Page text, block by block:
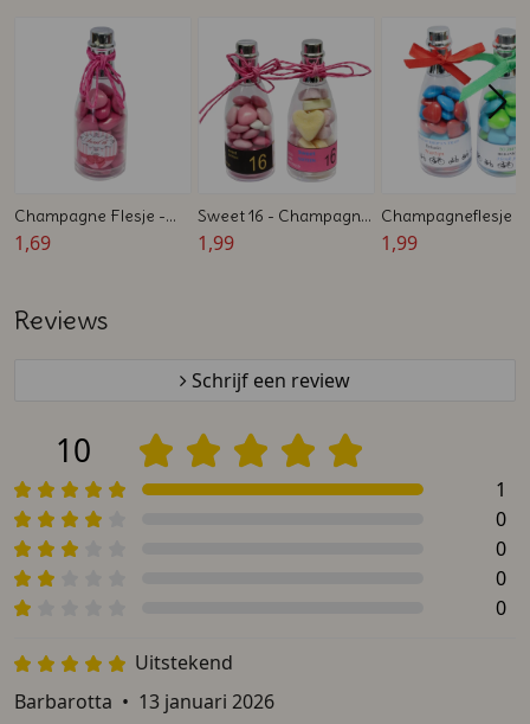
Champagne Flesje -
Gevuld met Snoepjes -
1,69
Sweet 16 - Champagne
Flesjes - Gevuld met
1,99
Champagneflesje
Bedrukt label -
1,99
Reviews
Schrijf een review
10
1
0
0
0
0
Uitstekend
Barbarotta • 13 januari 2026